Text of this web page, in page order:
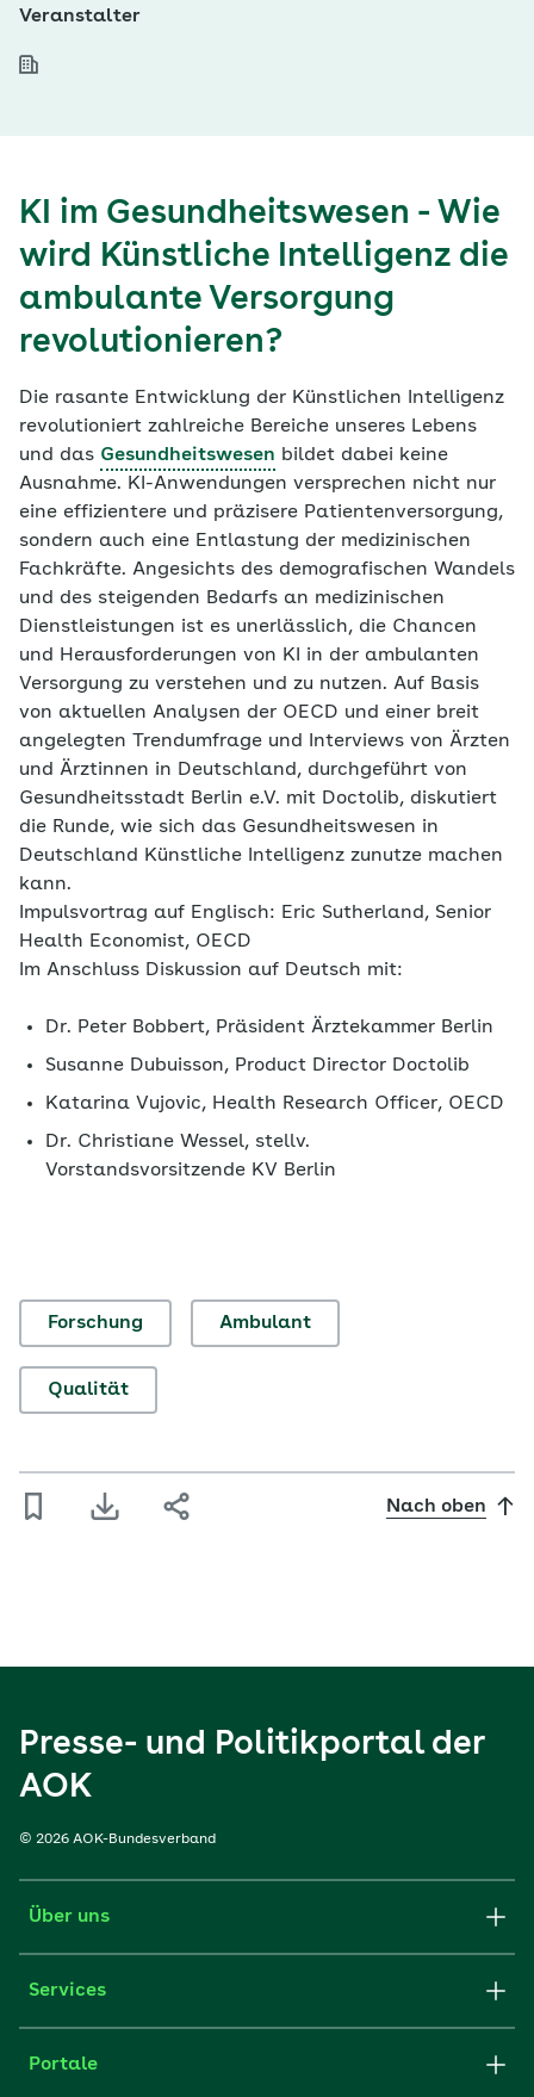
Veranstalter
KI im Gesundheitswesen - Wie
wird Künstliche Intelligenz die
ambulante Versorgung
revolutionieren?
Die rasante Entwicklung der Künstlichen Intelligenz
revolutioniert zahlreiche Bereiche unseres Lebens
und das Gesundheitswesen bildet dabei keine
Ausnahme. KI-Anwendungen versprechen nicht nur
eine effizientere und präzisere Patientenversorgung,
sondern auch eine Entlastung der medizinischen
Fachkräfte. Angesichts des demografischen Wandels
und des steigenden Bedarfs an medizinischen
Dienstleistungen ist es unerlässlich, die Chancen
und Herausforderungen von KI in der ambulanten
Versorgung zu verstehen und zu nutzen. Auf Basis
von aktuellen Analysen der OECD und einer breit
angelegten Trendumfrage und Interviews von Ärzten
und Ärztinnen in Deutschland, durchgeführt von
Gesundheitsstadt Berlin e.V. mit Doctolib, diskutiert
die Runde, wie sich das Gesundheitswesen in
Deutschland Künstliche Intelligenz zunutze machen
kann.
Impulsvortrag auf Englisch: Eric Sutherland, Senior
Health Economist, OECD
Im Anschluss Diskussion auf Deutsch mit:
Dr. Peter Bobbert, Präsident Ärztekammer Berlin
Susanne Dubuisson, Product Director Doctolib
Katarina Vujovic, Health Research Officer, OECD
Dr. Christiane Wessel, stellv.
Vorstandsvorsitzende KV Berlin
Forschung Ambulant
Qualität
Nach oben
Presse- und Politikportal der
AOK
© 2026 AOK-Bundesverband
Über uns
Services
Portale